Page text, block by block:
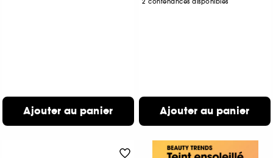
Ajouter au panier Ajouter au panier